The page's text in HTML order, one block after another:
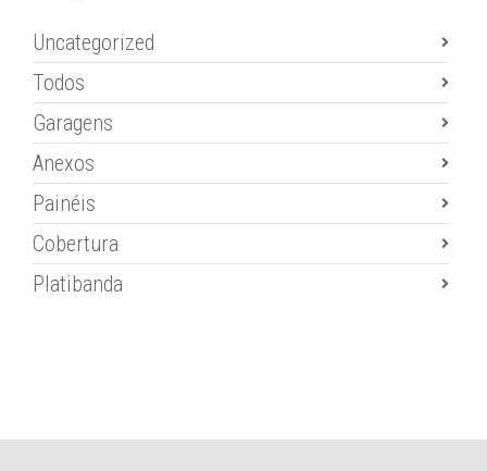
Uncategorized
Todos
Garagens
Anexos
Painéis
Cobertura
Platibanda